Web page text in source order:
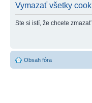
Vymazať všetky
Ste si istí, že chcete
Obsah fóra